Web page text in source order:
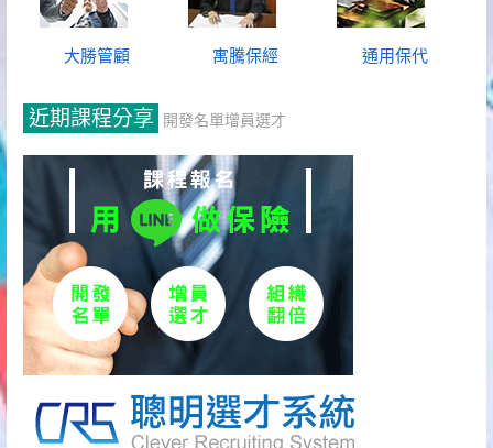
大勝管顧 寓騰保經 通用保代
近期課程分享 開發名單增員選才